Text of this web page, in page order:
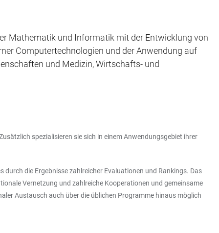
Mathematik und Informatik mit der Entwicklung von
Computertechnologien und der Anwendung auf
und Medizin, Wirtschafts- und
spezialisieren sie sich in einem Anwendungsgebiet ihrer
die Ergebnisse zahlreicher Evaluationen und Rankings. Das
Vernetzung und zahlreiche Kooperationen und gemeinsame
Austausch auch über die üblichen Programme hinaus möglich